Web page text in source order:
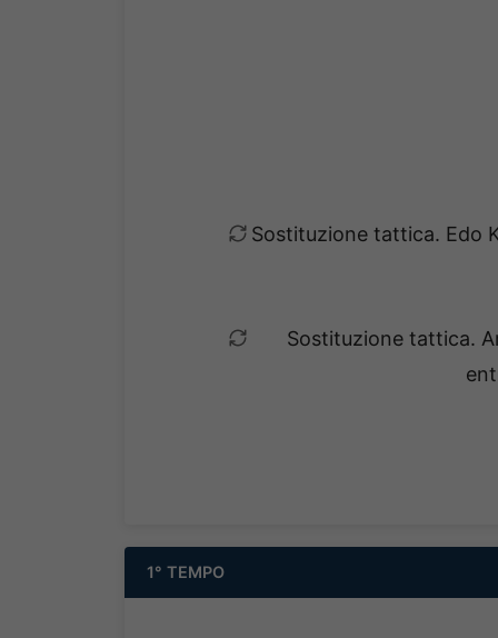
Sostituzione tattica. Edo
Sostituzione tattica.
1° TEMPO